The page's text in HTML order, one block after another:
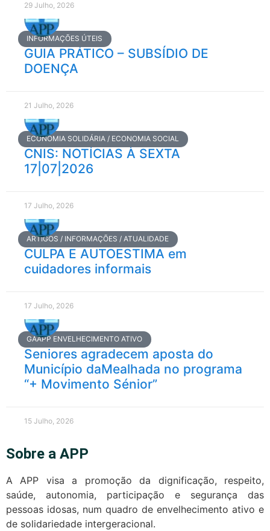
29 Julho, 2026
INFORMAÇÕES ÚTEIS
GUIA PRÁTICO – SUBSÍDIO DE
DOENÇA
21 Julho, 2026
ECONOMIA SOLIDÁRIA / ECONOMIA SOCIAL
CNIS: NOTÍCIAS À SEXTA
17|07|2026
17 Julho, 2026
ARTIGOS / INFORMAÇÕES / ATUALIDADE
CULPA E AUTOESTIMA em
cuidadores informais
17 Julho, 2026
GAAPP ENVELHECIMENTO ATIVO
Seniores agradecem aposta do
Município daMealhada no programa
“+ Movimento Sénior”
15 Julho, 2026
Sobre a APP
A APP visa a promoção da dignificação, respeito,
saúde, autonomia, participação e segurança das
pessoas idosas, num quadro de envelhecimento ativo e
de solidariedade intergeracional.